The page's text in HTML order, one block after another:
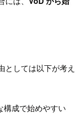
としては以下が考え
構成で始めやすい